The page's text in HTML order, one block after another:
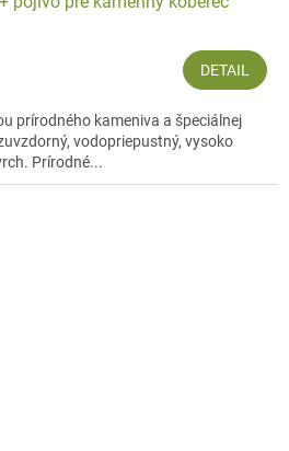
DETAIL
prírodného kameniva a špeciálnej
vodopriepustný, vysoko
Prírodné...